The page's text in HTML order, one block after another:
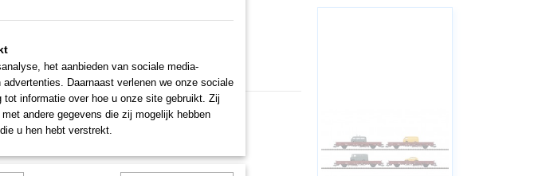
het aanbieden van sociale media-
Daarnaast verlenen we onze sociale
informatie over hoe u onze site gebruikt. Zij
andere gegevens die zij mogelijk hebben
u hen hebt verstrekt.